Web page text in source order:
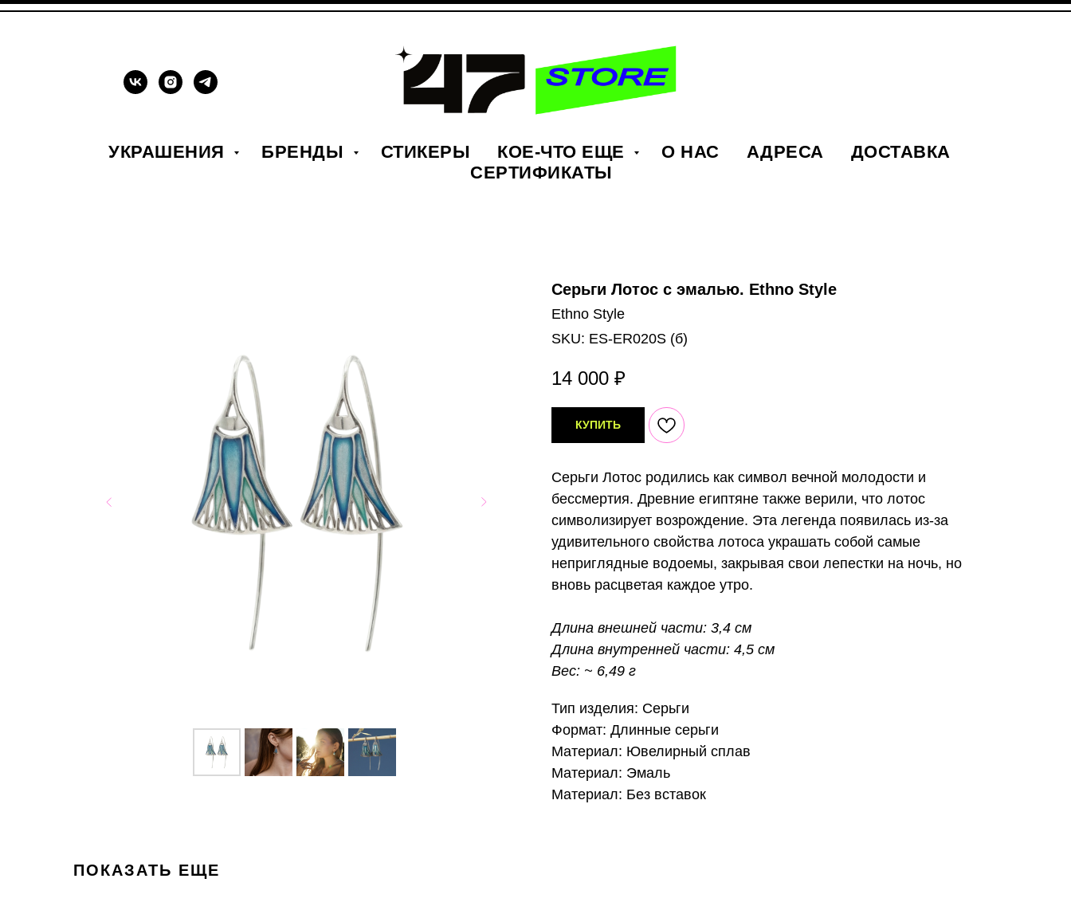
УКРАШЕНИЯ БРЕНДЫ СТИКЕРЫ КОЕ-ЧТО ЕЩЕ О НАС АДРЕСА
ДОСТАВКА
СЕРТИФИКАТЫ
Серьги Лотос с эмалью. Ethno Style
Ethno Style
SKU: ES-ER020S (б)
14 000 ₽
КУПИТЬ
Серьги Лотос родились как символ вечной молодости и
бессмертия. Древние египтяне также верили, что лотос
символизирует возрождение. Эта легенда появилась из-за
удивительного свойства лотоса украшать собой самые
неприглядные водоемы, закрывая свои лепестки на ночь, но
вновь расцветая каждое утро.
Длина внешней части: 3,4 см
Длина внутренней части: 4,5 см
Вес: ~ 6,49 г
Тип изделия: Серьги
Формат: Длинные серьги
Материал: Ювелирный сплав
Материал: Эмаль
Материал: Без вставок
ПОКАЗАТЬ ЕЩЕ